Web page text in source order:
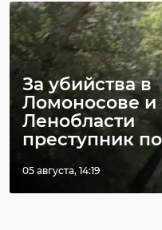
За убийства в
Ломоносове и
Ленобласти
преступник
05 августа, 14:19